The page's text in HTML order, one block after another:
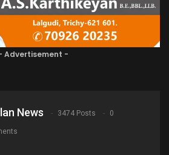
Advertisement -
News 3474 Posts 0